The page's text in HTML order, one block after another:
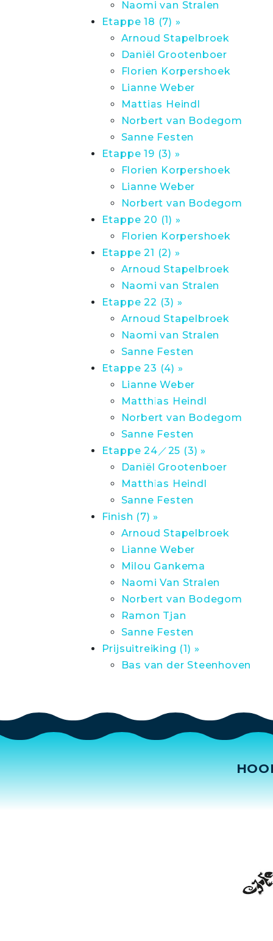
Naomi van Stralen
Etappe 18 (7) »
Arnoud Stapelbroek
Daniël Grootenboer
Florien Korpershoek
Lianne Weber
Mattias Heindl
Norbert van Bodegom
Sanne Festen
Etappe 19 (3) »
Florien Korpershoek
Lianne Weber
Norbert van Bodegom
Etappe 20 (1) »
Florien Korpershoek
Etappe 21 (2) »
Arnoud Stapelbroek
Naomi van Stralen
Etappe 22 (3) »
Arnoud Stapelbroek
Naomi van Stralen
Sanne Festen
Etappe 23 (4) »
Lianne Weber
Matthias Heindl
Norbert van Bodegom
Sanne Festen
Etappe 24／25 (3) »
Daniël Grootenboer
Matthias Heindl
Sanne Festen
Finish (7) »
Arnoud Stapelbroek
Lianne Weber
Milou Gankema
Naomi Van Stralen
Norbert van Bodegom
Ramon Tjan
Sanne Festen
Prijsuitreiking (1) »
Bas van der Steenhoven